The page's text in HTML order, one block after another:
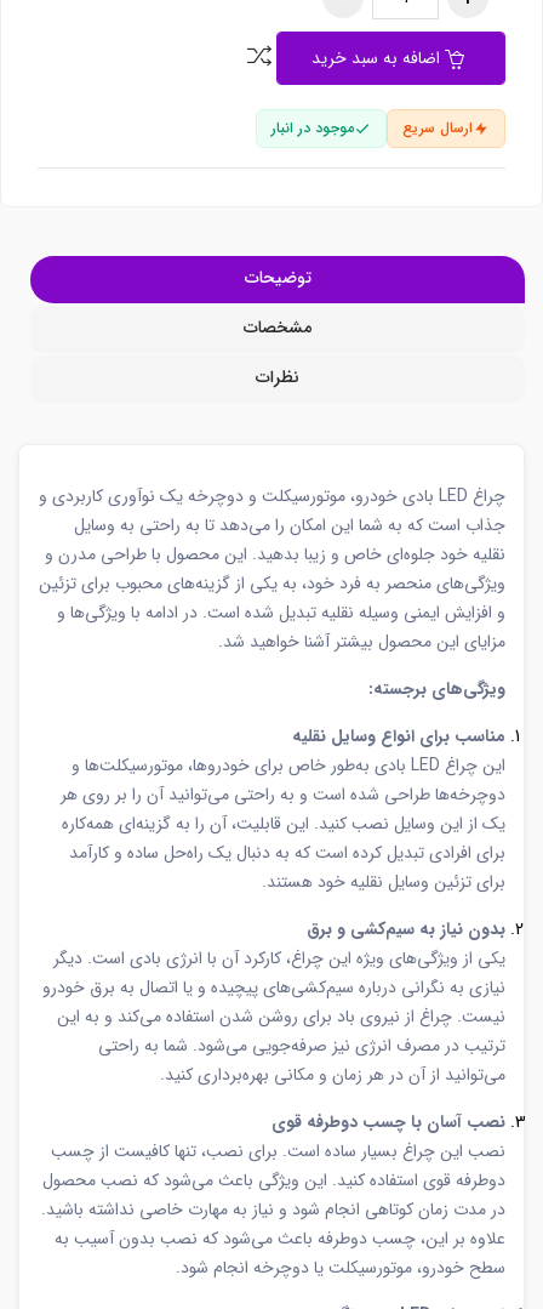
اضافه به سبد خرید
ارسال سریع موجود در انبار
توضیحات
مشخصات
نظرات
چراغ LED بادی خودرو، موتورسیکلت و دوچرخه یک نوآوری کاربردی و
جذاب است که به شما این امکان را می‌دهد تا به راحتی به وسایل
نقلیه خود جلوه‌ای خاص و زیبا بدهید. این محصول با طراحی مدرن و
ویژگی‌های منحصر به فرد خود، به یکی از گزینه‌های محبوب برای تزئین
و افزایش ایمنی وسیله نقلیه تبدیل شده است. در ادامه با ویژگی‌ها و
مزایای این محصول بیشتر آشنا خواهید شد.
ویژگی‌های برجسته:
مناسب برای انواع وسایل نقلیه
این چراغ LED بادی به‌طور خاص برای خودروها، موتورسیکلت‌ها و
دوچرخه‌ها طراحی شده است و به راحتی می‌توانید آن را بر روی هر
یک از این وسایل نصب کنید. این قابلیت، آن را به گزینه‌ای همه‌کاره
برای افرادی تبدیل کرده است که به دنبال یک راه‌حل ساده و کارآمد
برای تزئین وسایل نقلیه خود هستند.
بدون نیاز به سیم‌کشی و برق
یکی از ویژگی‌های ویژه این چراغ، کارکرد آن با انرژی بادی است. دیگر
نیازی به نگرانی درباره سیم‌کشی‌های پیچیده و یا اتصال به برق خودرو
نیست. چراغ از نیروی باد برای روشن شدن استفاده می‌کند و به این
ترتیب در مصرف انرژی نیز صرفه‌جویی می‌شود. شما به راحتی
می‌توانید از آن در هر زمان و مکانی بهره‌برداری کنید.
نصب آسان با چسب دوطرفه قوی
نصب این چراغ بسیار ساده است. برای نصب، تنها کافیست از چسب
دوطرفه قوی استفاده کنید. این ویژگی باعث می‌شود که نصب محصول
در مدت زمان کوتاهی انجام شود و نیاز به مهارت خاصی نداشته باشید.
علاوه بر این، چسب دوطرفه باعث می‌شود که نصب بدون آسیب به
سطح خودرو، موتورسیکلت یا دوچرخه انجام شود.